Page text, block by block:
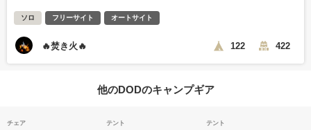
ソロ フリーサイト オートサイト
🔥焚き火🔥 122 422
他のDODのキャンプギア
チェア テント テント